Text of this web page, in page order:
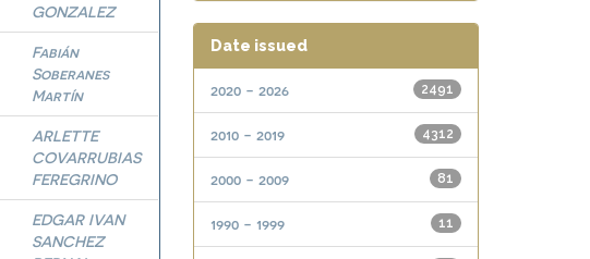
GONZALEZ
Fabián
Soberanes
Martín
ARLETTE
COVARRUBIAS
FEREGRINO
EDGAR IVAN
SANCHEZ
Date issued
2491
2020 - 2026
4312
2010 - 2019
81
2000 - 2009
11
1990 - 1999